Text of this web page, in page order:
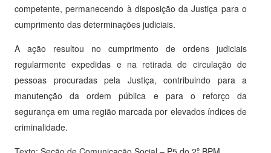
competente, permanecendo à disposição da Justiça para o
cumprimento das determinações judiciais.
A ação resultou no cumprimento de ordens judiciais
regularmente expedidas e na retirada de circulação de
pessoas procuradas pela Justiça, contribuindo para a
manutenção da ordem pública e para o reforço da
segurança em uma região marcada por elevados índices de
criminalidade.